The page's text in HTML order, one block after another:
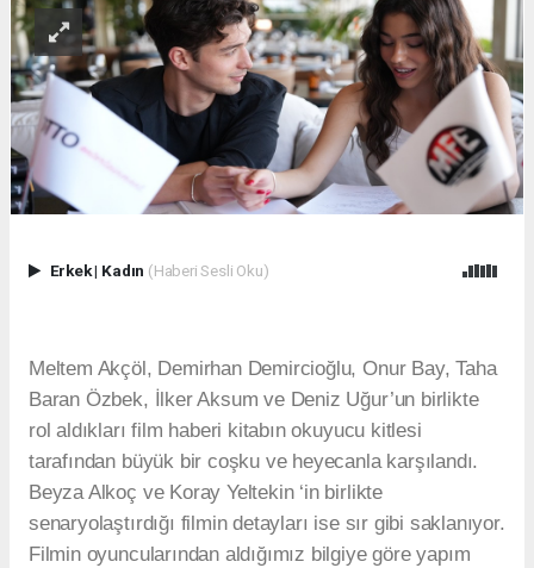
Erkek| Kadın (Haberi Sesli Oku)
Meltem Akçöl, Demirhan Demircioğlu, Onur Bay, Taha
Baran Özbek, İlker Aksum ve Deniz Uğur’un birlikte
rol aldıkları film haberi kitabın okuyucu kitlesi
tarafından büyük bir coşku ve heyecanla karşılandı.
Beyza Alkoç ve Koray Yeltekin ‘in birlikte
senaryolaştırdığı filmin detayları ise sır gibi saklanıyor.
Filmin oyuncularından aldığımız bilgiye göre yapım